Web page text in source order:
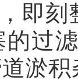
即刻
的过
淤